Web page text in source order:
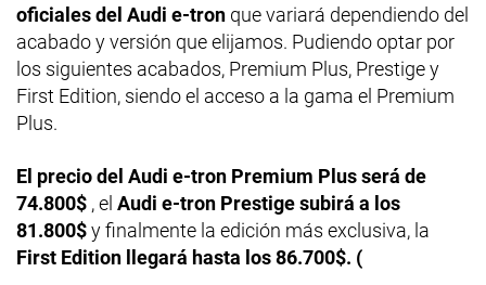
oficiales del Audi e-tron que variará dependiendo del
acabado y versión que elijamos. Pudiendo optar por
los siguientes acabados, Premium Plus, Prestige y
First Edition, siendo el acceso a la gama el Premium
Plus.
El precio del Audi e-tron Premium Plus será de
74.800$ , el Audi e-tron Prestige subirá a los
81.800$y finalmente la edición más exclusiva, la
First Edition llegará hasta los 86.700$. (